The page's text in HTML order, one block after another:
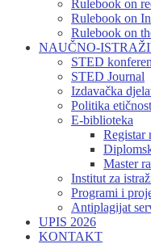
Rulebook on
Rulebook on
Rulebook on
NAUČNO-
STED
STED Journal
Izdavačka
Politika
E-biblioteka
Registar
Master
Institut za
Programi i
Antiplagijat
UPIS 2026
KONTAKT